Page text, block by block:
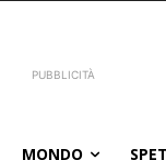
PUBBLICITÀ
MONDO